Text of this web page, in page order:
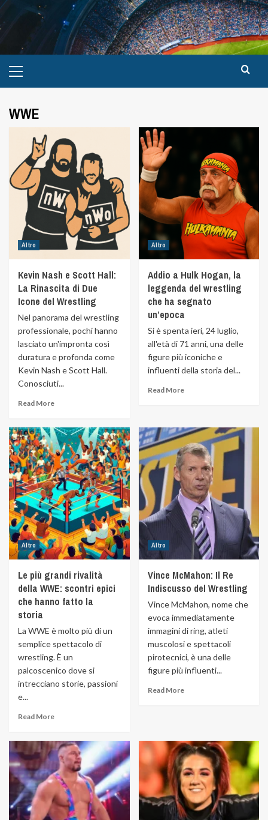
WWE
Altro
Kevin Nash e Scott Hall:
La Rinascita di Due
Icone del Wrestling
Nel panorama del wrestling
professionale, pochi hanno
lasciato un'impronta così
duratura e profonda come
Kevin Nash e Scott Hall.
Conosciuti...
Read More
Altro
Addio a Hulk Hogan, la
leggenda del wrestling
che ha segnato
un’epoca
Si è spenta ieri, 24 luglio,
all'età di 71 anni, una delle
figure più iconiche e
influenti della storia del...
Read More
Altro
Le più grandi rivalità
della WWE: scontri epici
che hanno fatto la
storia
La WWE è molto più di un
semplice spettacolo di
wrestling. È un
palcoscenico dove si
intrecciano storie, passioni
e...
Read More
Altro
Vince McMahon: Il Re
Indiscusso del Wrestling
Vince McMahon, nome che
evoca immediatamente
immagini di ring, atleti
muscolosi e spettacoli
pirotecnici, è una delle
figure più influenti...
Read More